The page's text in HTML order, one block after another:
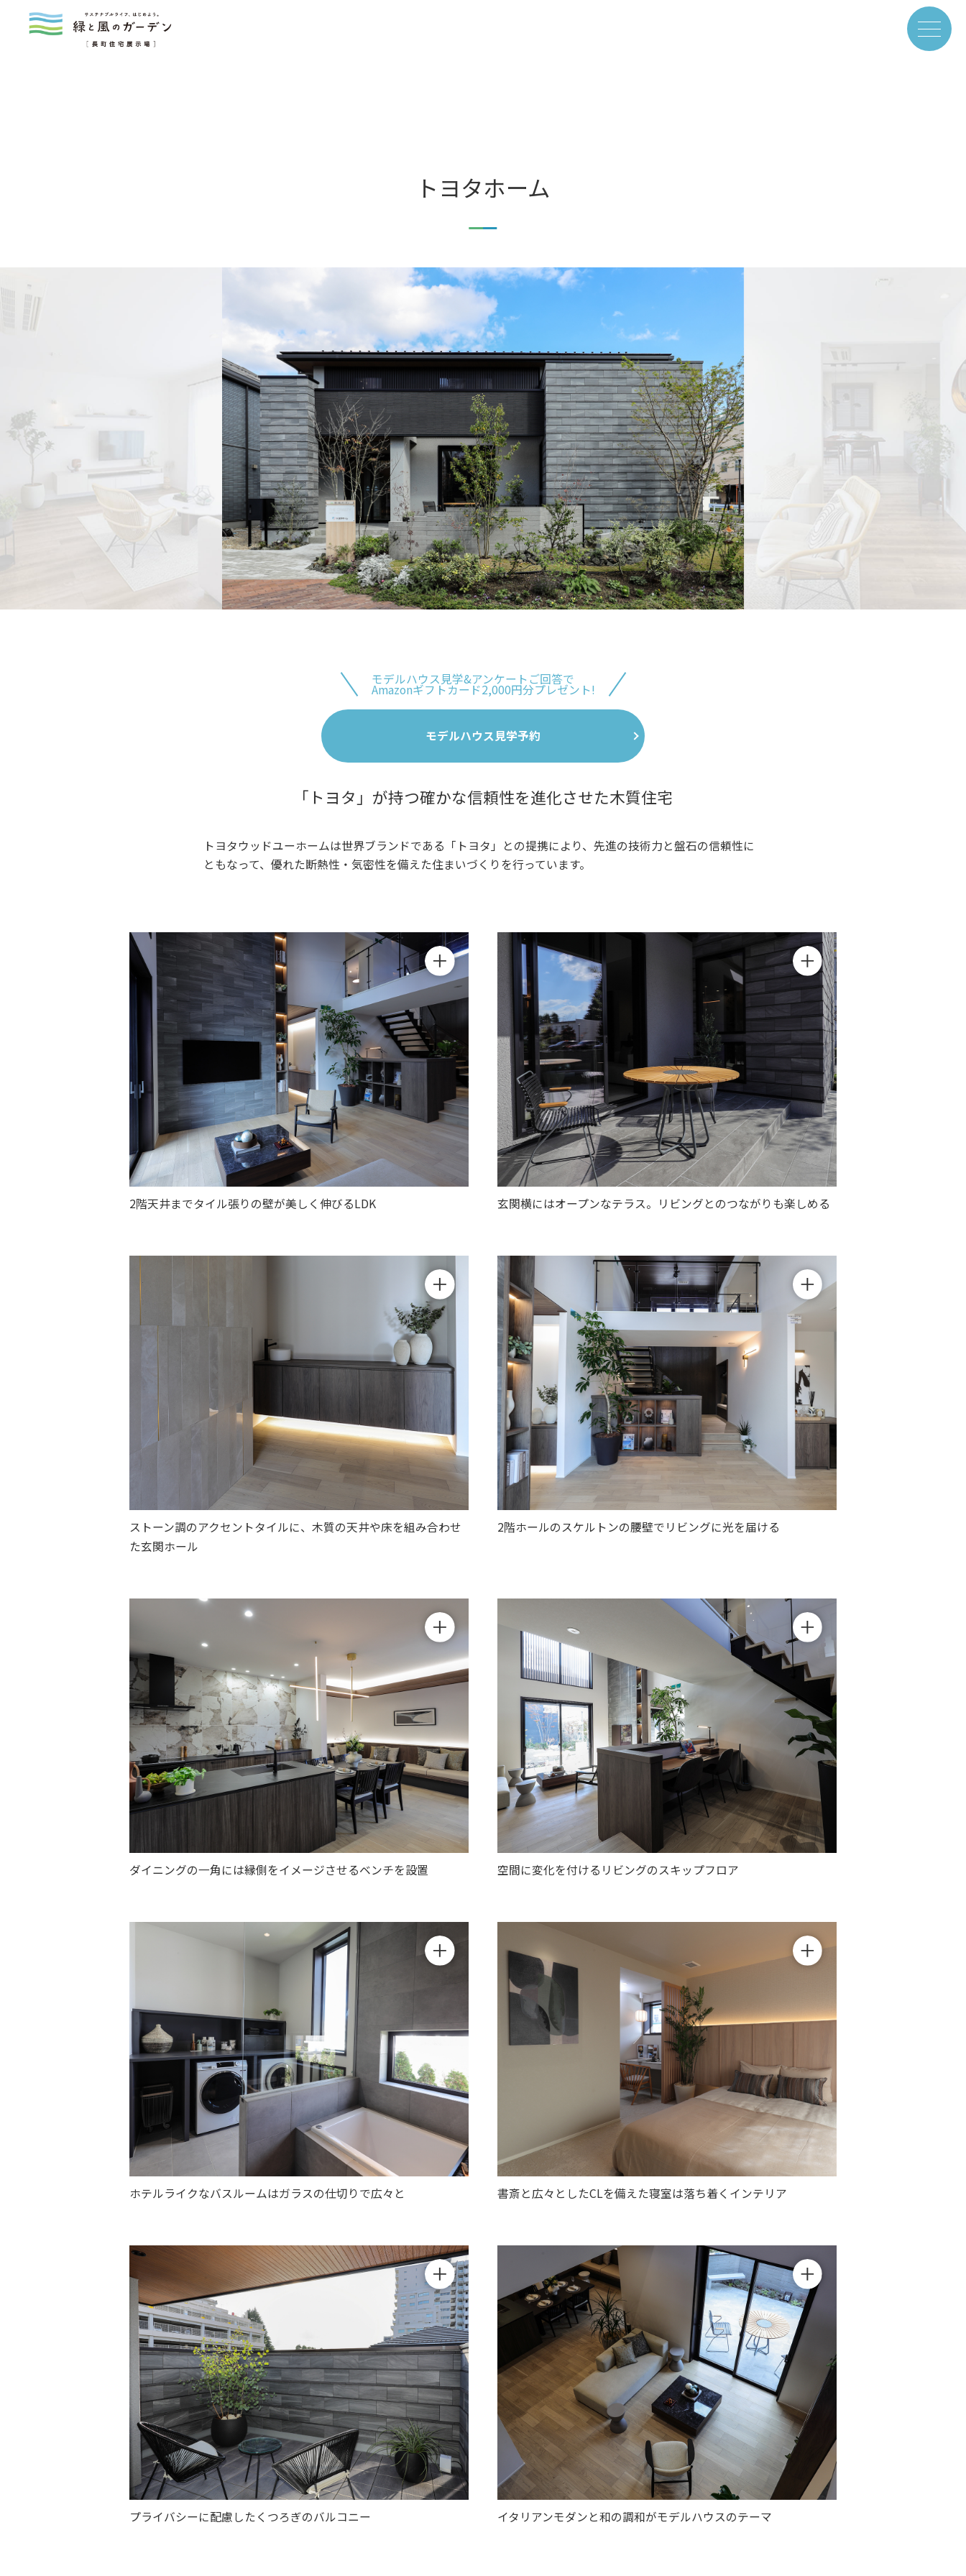
トヨタホーム
モデルハウス見学&アンケートご回答で
Amazonギフトカード2,000円分プレゼント!
モデルハウス見学予約
「トヨタ」が持つ確かな信頼性を進化させた木質住宅
トヨタウッドユーホームは世界ブランドである「トヨタ」との提携により、先進の技術力と盤石の信頼性に
ともなって、優れた断熱性・気密性を備えた住まいづくりを行っています。
2階天井までタイル張りの壁が美しく伸びるLDK 玄関横にはオープンなテラス。リビングとのつながりも楽しめる
ストーン調のアクセントタイルに、木質の天井や床を組み合わせ
た玄関ホール
2階ホールのスケルトンの腰壁でリビングに光を届ける
ダイニングの一角には縁側をイメージさせるベンチを設置 空間に変化を付けるリビングのスキップフロア
ホテルライクなバスルームはガラスの仕切りで広々と 書斎と広々としたCLを備えた寝室は落ち着くインテリア
プライバシーに配慮したくつろぎのバルコニー イタリアンモダンと和の調和がモデルハウスのテーマ
2階天井までタイル張りの壁が美しく伸びるLDK
玄関横にはオープンなテラス。リビングとのつながりも楽しめる
ストーン調のアクセントタイルに、木質の天井や床を組み合わせた玄関ホール
2階ホールのスケルトンの腰壁でリビングに光を届ける
ダイニングの一角には縁側をイメージさせるベンチを設置
空間に変化を付けるリビングのスキップフロア
ホテルライクなバスルームはガラスの仕切りで広々と
書斎と広々としたCLを備えた寝室は落ち着くインテリア
プライバシーに配慮したくつろぎのバルコニー
イタリアンモダンと和の調和がモデルハウスのテーマ